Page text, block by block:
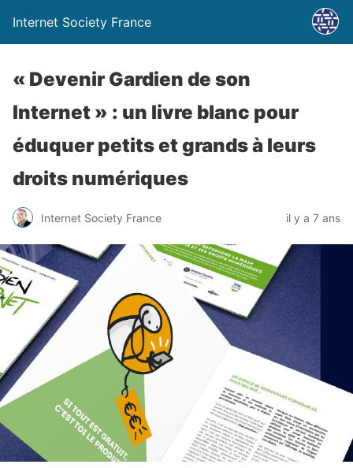
Internet Society France
« Devenir Gardien de son
Internet » : un livre blanc pour
éduquer petits et grands à leurs
droits numériques
Internet Society France il y a 7 ans